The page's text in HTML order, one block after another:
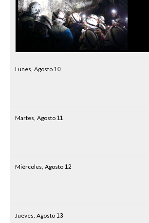
Lunes, Agosto 10
Martes, Agosto 11
Miércoles, Agosto 12
Jueves, Agosto 13